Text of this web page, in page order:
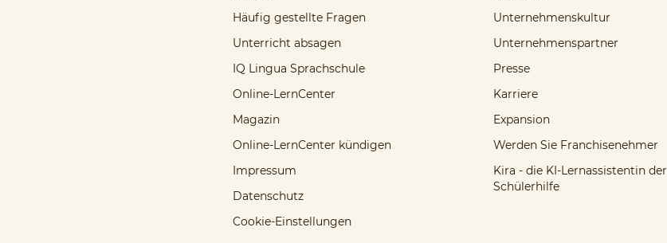
Häufig gestellte Fragen
Unterricht absagen
IQ Lingua Sprachschule
Online-LernCenter
Magazin
Online-LernCenter kündigen
Impressum
Datenschutz
Cookie-Einstellungen
Unternehmenskultur
Unternehmenspartner
Presse
Karriere
Expansion
Werden Sie Franchisenehmer
Kira - die KI-Lernassistentin der
Schülerhilfe